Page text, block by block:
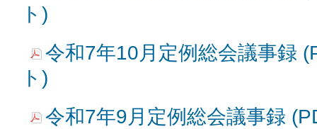
ト)
令和7年10月定例総会議事録
ト)
令和7年9月定例総会議事録